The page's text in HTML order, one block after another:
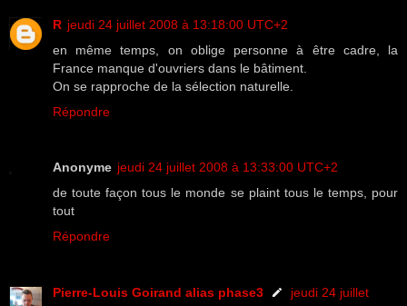
R jeudi 24 juillet 2008 à 13:18:00 UTC+2
en même temps, on oblige personne à être cadre, la
France manque d'ouvriers dans le bâtiment.
On se rapproche de la sélection naturelle.
Répondre
Anonyme jeudi 24 juillet 2008 à 13:33:00 UTC+2
de toute façon tous le monde se plaint tous le temps, pour
tout
Répondre
Pierre-Louis Goirand alias phase3
jeudi 24 juillet